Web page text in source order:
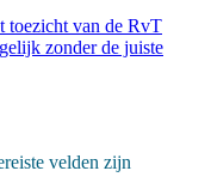
toezicht van de RvT
zonder de juiste
velden zijn